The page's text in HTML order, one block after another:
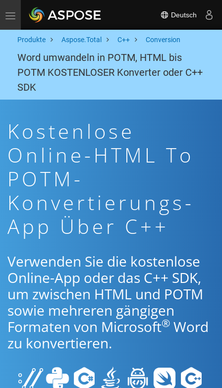
Toggle navigation Deutsch
Produkte Aspose.Total C++ Conversion
Word umwandeln in POTM, HTML bis
POTM KOSTENLOSER Konverter oder C++
SDK
Kostenlose
Online-HTML To
POTM-
Konvertierungs-
App Über C++
Verwenden Sie die kostenlose
Online-App oder das C++ SDK,
um zwischen HTML und POTM
sowie mehreren gängigen
Formaten von Microsoft® Word
zu konvertieren.